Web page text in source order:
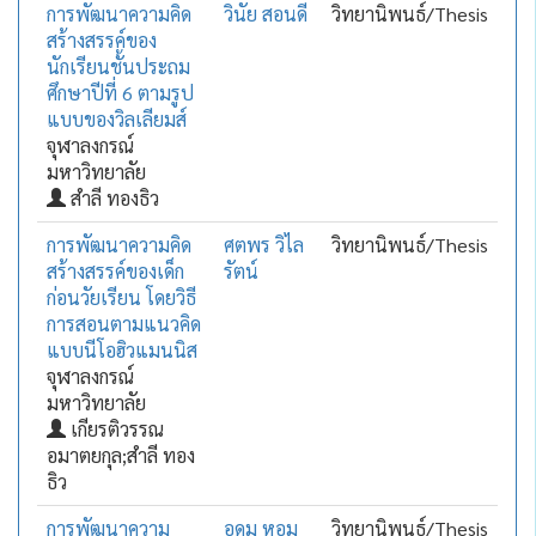
การพัฒนาความคิด
สร้างสรรค์ของ
นักเรียนชั้นประถม
ศึกษาปีที่ 6 ตามรูป
แบบของวิลเลียมส์
จุฬาลงกรณ์
มหาวิทยาลัย
สำลี ทองธิว
วินัย สอนดี วิทยานิพนธ์/Thesis
การพัฒนาความคิด
สร้างสรรค์ของเด็ก
ก่อนวัยเรียน โดยวิธี
การสอนตามแนวคิด
แบบนีโอฮิวแมนนิส
จุฬาลงกรณ์
มหาวิทยาลัย
เกียรติวรรณ
อมาตยกุล;สำลี ทอง
ธิว
ศตพร วิไล
รัตน์
วิทยานิพนธ์/Thesis
การพัฒนาความ อุดม หอม วิทยานิพนธ์/Thesis